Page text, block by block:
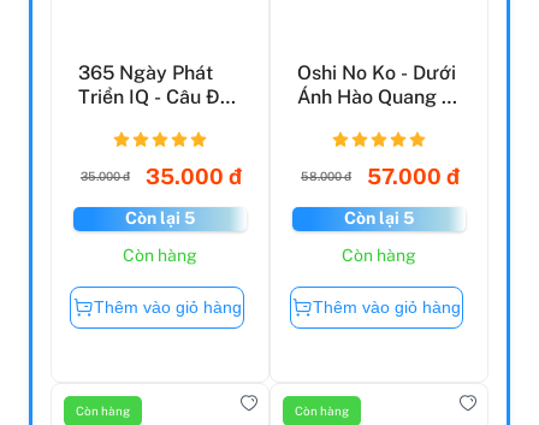
365 Ngày Phát
Triển IQ - Câu Đố
35.000 đ 35.000 đ
Còn lại 5
Còn hàng
Thêm vào giỏ hàng
Oshi No Ko - Dưới
Ánh Hào Quang -
58.000 đ 57.000 đ
Còn lại 5
Còn hàng
Thêm vào giỏ hàng
Còn hàng Còn hàng